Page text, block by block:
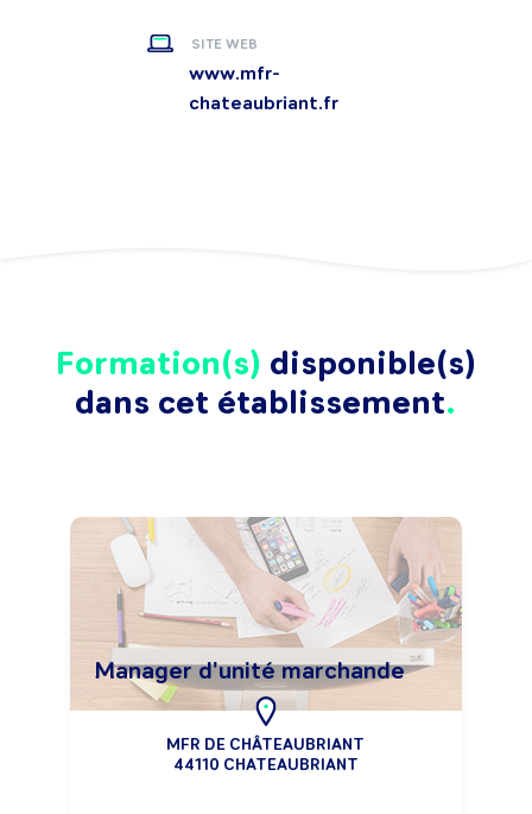
SITE WEB
www.mfr-
chateaubriant.fr
Formation(s) disponible(s)
dans cet établissement
Manager d'unité marchande
MFR DE CHÂTEAUBRIANT
44110 CHATEAUBRIANT